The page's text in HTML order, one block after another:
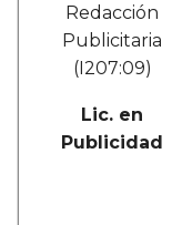
Redacción
Publicitaria
(I207:09)
Lic. en
Publicidad